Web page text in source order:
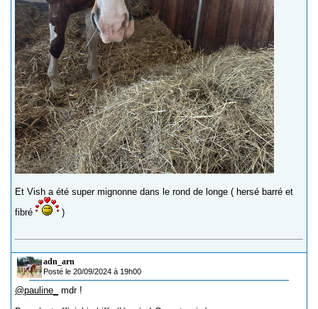
Et Vish a été super mignonne dans le rond de longe ( hersé barré et
fibré
)
adn_arn
Posté le 20/09/2024 à 19h00
@pauline_
mdr !